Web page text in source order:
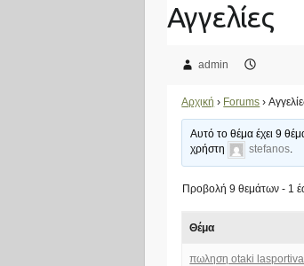
admin
Αρχική › Forums ›
Αυτό το θέμα έχει 9
χρήστη
stefanos
Προβολή 9 θεμάτων - 1
Θέμα
πωληση otaki lasportiva